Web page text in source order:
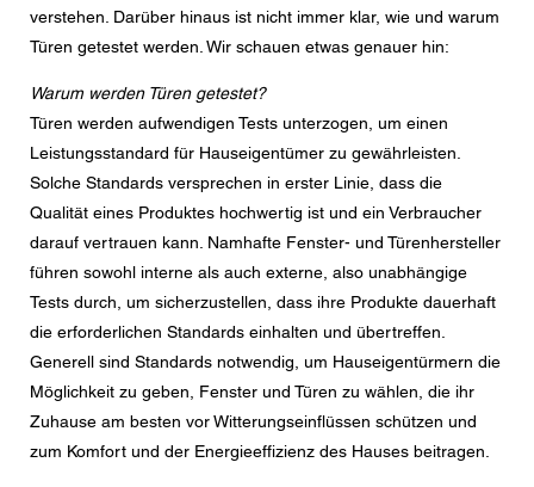
verstehen. Darüber hinaus ist nicht immer klar, wie und warum
Türen getestet werden. Wir schauen etwas genauer hin:
Warum werden Türen getestet?
Türen werden aufwendigen Tests unterzogen, um einen
Leistungsstandard für Hauseigentümer zu gewährleisten.
Solche Standards versprechen in erster Linie, dass die
Qualität eines Produktes hochwertig ist und ein Verbraucher
darauf vertrauen kann. Namhafte Fenster- und Türenhersteller
führen sowohl interne als auch externe, also unabhängige
Tests durch, um sicherzustellen, dass ihre Produkte dauerhaft
die erforderlichen Standards einhalten und übertreffen.
Generell sind Standards notwendig, um Hauseigentürmern die
Möglichkeit zu geben, Fenster und Türen zu wählen, die ihr
Zuhause am besten vor Witterungseinflüssen schützen und
zum Komfort und der Energieeffizienz des Hauses beitragen.
Diese Sicherheitsfrage überprüft, ob Sie ein menschlicher
Besucher sind und verhindert automatisches Spamming.
Datenschutzerklärung
Daten in den obigen Formularfeldern an den
nächstgelegenen Centor Händler oder an einen
zuständigen Centor Mitarbeiter zu, welcher mich in
Bezug auf das Anliegen meiner Anfrage kontaktieren
wird.
Die Nutzung Ihrer personenbezogenen Daten entspricht
den aktuelle Datenschutzrichtlinien.